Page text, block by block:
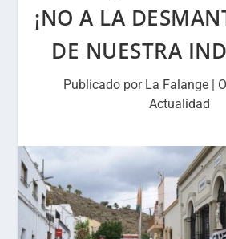
¡NO A LA
DE NUESTRA
Publicado por La Falange |
Actualidad